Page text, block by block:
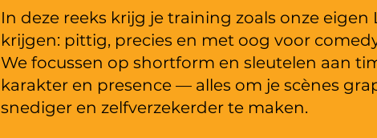
In deze reeks krijg je training zoals onze eigen
krijgen: pittig, precies en met oog voor
We focussen op shortform en sleutelen aan
karakter en presence — alles om je scènes
snediger en zelfverzekerder te maken.